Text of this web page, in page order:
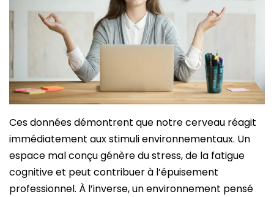
Ces données démontrent que notre cerveau réagit
immédiatement aux stimuli environnementaux. Un
espace mal conçu génère du stress, de la fatigue
cognitive et peut contribuer à l’épuisement
professionnel. À l’inverse, un environnement pensé